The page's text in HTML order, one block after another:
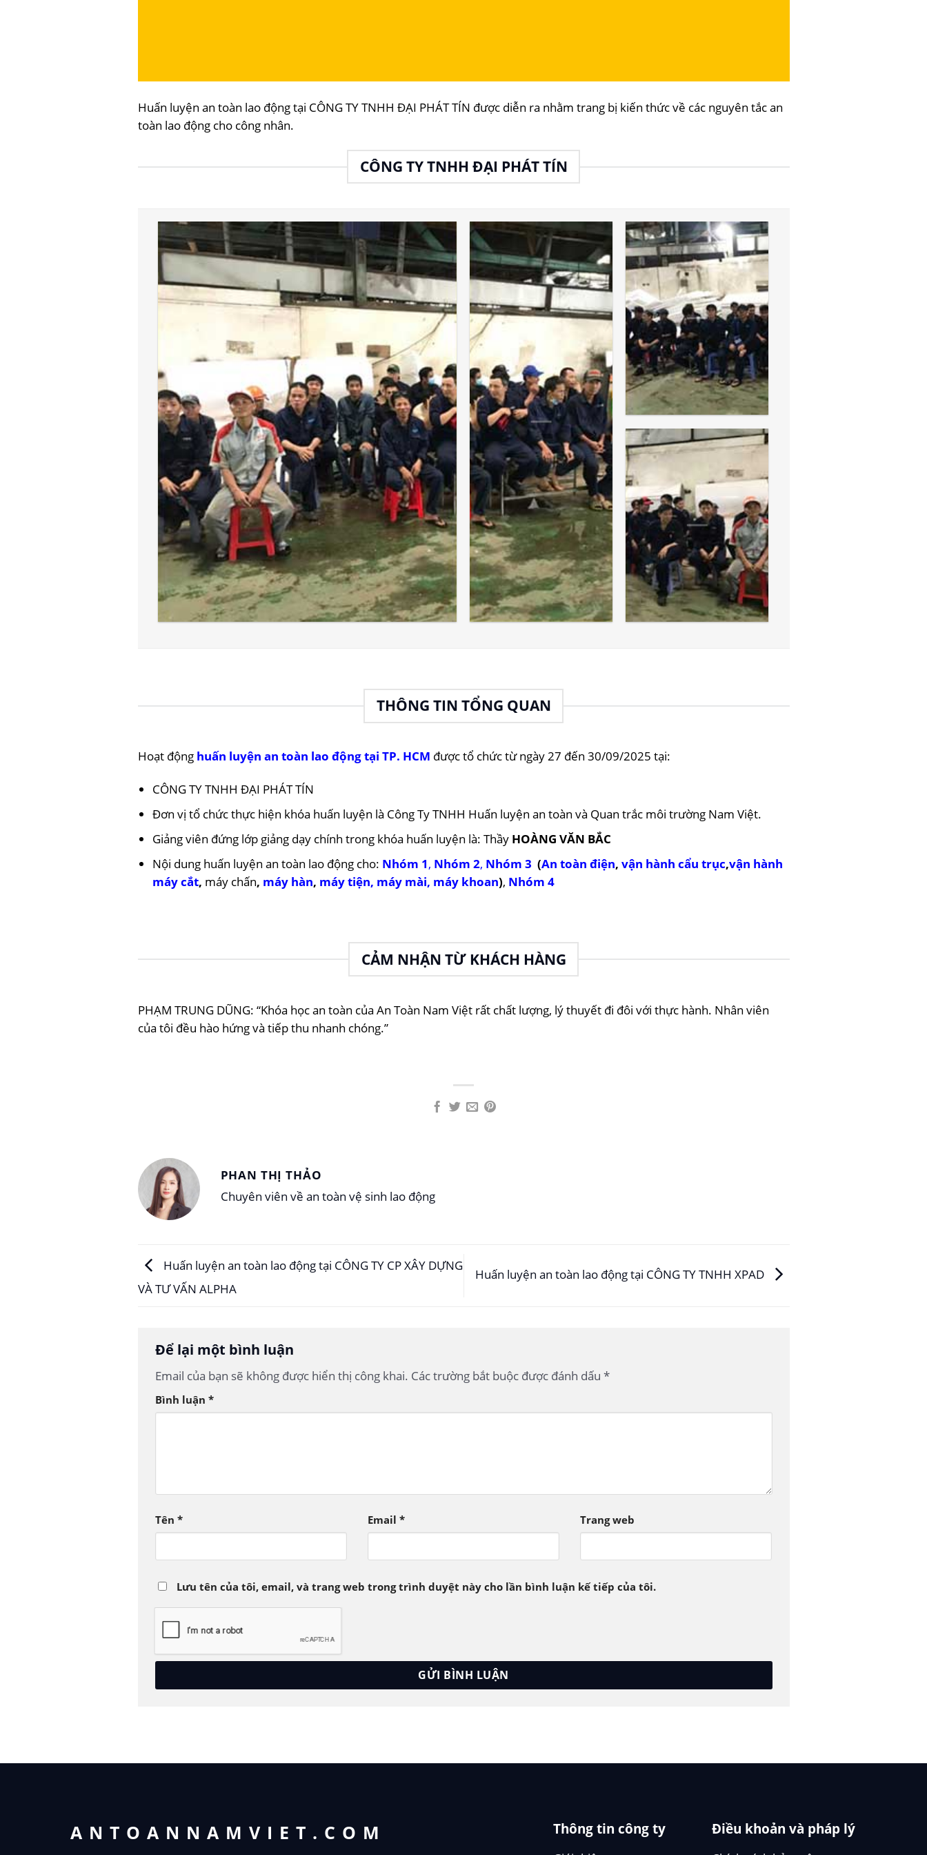
Huấn luyện an toàn lao động tại CÔNG TY TNHH ĐẠI PHÁT TÍN được diễn ra nhằm trang bị kiến thức về các nguyên tắc an
toàn lao động cho công nhân.
CÔNG TY TNHH ĐẠI PHÁT TÍN
THÔNG TIN TỔNG QUAN
Hoạt động huấn luyện an toàn lao động tại TP. HCM được tổ chức từ ngày 27 đến 30/09/2025 tại:
CÔNG TY TNHH ĐẠI PHÁT TÍN
Đơn vị tổ chức thực hiện khóa huấn luyện là Công Ty TNHH Huấn luyện an toàn và Quan trắc môi trường Nam Việt.
Giảng viên đứng lớp giảng dạy chính trong khóa huấn luyện là: Thầy HOÀNG VĂN BẮC
Nội dung huấn luyện an toàn lao động cho: Nhóm 1, Nhóm 2, Nhóm 3 (An toàn điện, vận hành cẩu trục,vận hành
máy cắt, máy chấn, máy hàn, máy tiện, máy mài, máy khoan), Nhóm 4
CẢM NHẬN TỪ KHÁCH HÀNG
PHẠM TRUNG DŨNG: “Khóa học an toàn của An Toàn Nam Việt rất chất lượng, lý thuyết đi đôi với thực hành. Nhân viên
của tôi đều hào hứng và tiếp thu nhanh chóng.”
PHAN THỊ THẢO
Chuyên viên về an toàn vệ sinh lao động
Huấn luyện an toàn lao động tại CÔNG TY CP XÂY DỰNG
VÀ TƯ VẤN ALPHA
Huấn luyện an toàn lao động tại CÔNG TY TNHH XPAD
Để lại một bình luận
Email của bạn sẽ không được hiển thị công khai. Các trường bắt buộc được đánh dấu *
Bình luận *
Tên * Email * Trang web
Lưu tên của tôi, email, và trang web trong trình duyệt này cho lần bình luận kế tiếp của tôi.
ANTOANNAMVIET.COM Thông tin công ty Điều khoản và pháp lý